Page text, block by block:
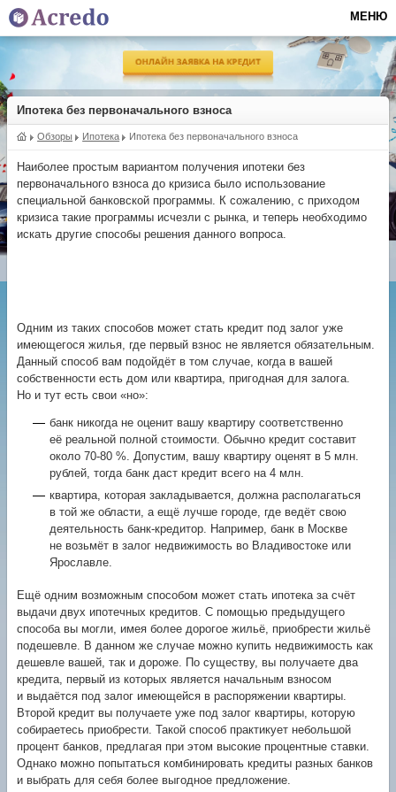
Ипотека без первоначального взноса
Обзоры Ипотека Ипотека без первоначального взноса
Наиболее простым вариантом получения ипотеки без
первоначального взноса до кризиса было использование
специальной банковской программы. К сожалению, с приходом
кризиса такие программы исчезли с рынка, и теперь необходимо
искать другие способы решения данного вопроса.
Одним из таких способов может стать кредит под залог уже
имеющегося жилья, где первый взнос не является обязательным.
Данный способ вам подойдёт в том случае, когда в вашей
собственности есть дом или квартира, пригодная для залога.
Но и тут есть свои «но»:
банк никогда не оценит вашу квартиру соответственно
её реальной полной стоимости. Обычно кредит составит
около 70-80 %.
Допустим, вашу квартиру оценят в 5 млн.
рублей, тогда банк даст кредит всего на 4 млн.
квартира, которая закладывается, должна располагаться
в той же области, а ещё лучше городе, где ведёт свою
деятельность банк-кредитор. Например, банк в Москве
не возьмёт в залог недвижимость во Владивостоке или
Ярославле.
Ещё одним возможным способом может стать ипотека за счёт
выдачи двух ипотечных кредитов. С помощью предыдущего
способа вы могли, имея более дорогое жильё, приобрести жильё
подешевле. В данном же случае можно купить недвижимость как
дешевле вашей, так и дороже. По существу, вы получаете два
кредита, первый из которых является начальным взносом
и выдаётся под залог имеющейся в распоряжении квартиры.
Второй кредит вы получаете уже под залог квартиры, которую
собираетесь приобрести. Такой способ практикует небольшой
процент банков, предлагая при этом высокие процентные ставки.
Однако можно попытаться комбинировать кредиты разных банков
и выбрать для себя более выгодное предложение.
МЕНЮ